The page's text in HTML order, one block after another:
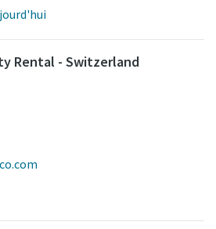
Rental - Switzerland